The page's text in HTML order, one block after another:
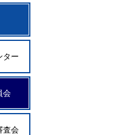
ター
会
査会